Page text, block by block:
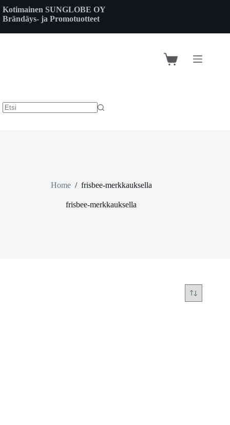
to
content
Kotimainen SUNGLOBE OY
Brändäys- ja Promotuotteet
Shopping
Home / frisbee-merkkauksella
frisbee-merkkauksella